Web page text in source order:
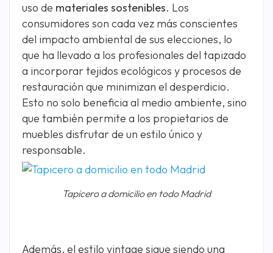
uso de materiales sostenibles. Los
consumidores son cada vez más conscientes
del impacto ambiental de sus elecciones, lo
que ha llevado a los profesionales del tapizado
a incorporar tejidos ecológicos y procesos de
restauración que minimizan el desperdicio.
Esto no solo beneficia al medio ambiente, sino
que también permite a los propietarios de
muebles disfrutar de un estilo único y
responsable.
Tapicero a domicilio en todo Madrid
Además, el estilo vintage sigue siendo una